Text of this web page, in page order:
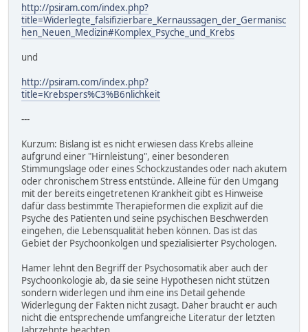
http://psiram.com/index.php?
title=Widerlegte_falsifizierbare_Kernaussagen_der_Germanisc
hen_Neuen_Medizin#Komplex_Psyche_und_Krebs
und
http://psiram.com/index.php?
title=Krebspers%C3%B6nlichkeit
---
Kurzum: Bislang ist es nicht erwiesen dass Krebs alleine
aufgrund einer "Hirnleistung", einer besonderen
Stimmungslage oder eines Schockzustandes oder nach akutem
oder chronischem Stress entstünde. Alleine für den Umgang
mit der bereits eingetretenen Krankheit gibt es Hinweise
dafür dass bestimmte Therapieformen die explizit auf die
Psyche des Patienten und seine psychischen Beschwerden
eingehen, die Lebensqualität heben können. Das ist das
Gebiet der Psychoonkolgen und spezialisierter Psychologen.
Hamer lehnt den Begriff der Psychosomatik aber auch der
Psychoonkologie ab, da sie seine Hypothesen nicht stützen
sondern widerlegen und ihm eine ins Detail gehende
Widerlegung der Fakten nicht zusagt. Daher braucht er auch
nicht die entsprechende umfangreiche Literatur der letzten